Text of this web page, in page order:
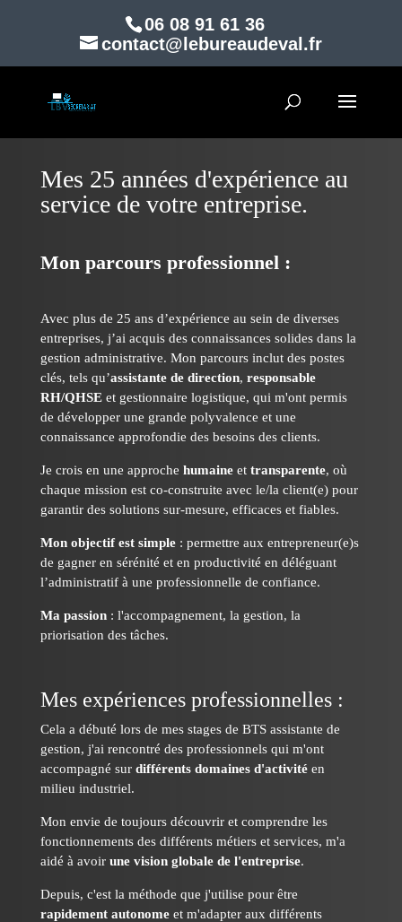
06 08 91 61 36
contact@lebureaudeval.fr
Mes 25 années d'expérience au
service de votre entreprise.
Mon parcours professionnel :
Avec plus de 25 ans d’expérience au sein de diverses
entreprises, j’ai acquis des connaissances solides dans la
gestion administrative. Mon parcours inclut des postes
clés, tels qu’assistante de direction, responsable
RH/QHSEet gestionnaire logistique, qui m'ont permis
de développer une grande polyvalence et une
connaissance approfondie des besoins des clients.
Je crois en une approche humaineet transparente, où
chaque mission est co-construite avec le/la client(e) pour
garantir des solutions sur-mesure, efficaces et fiables.
Mon objectif est simple: permettre aux entrepreneur(e)s
de gagner en sérénité et en productivité en déléguant
l’administratif à une professionnelle de confiance.
Ma passion: l'accompagnement, la gestion, la
priorisation des tâches.
Mes expériences professionnelles :
Cela a débuté lors de mes stages de BTS assistante de
gestion, j'ai rencontré des professionnels qui m'ont
accompagné sur différents domaines d'activitéen
milieu industriel.
Mon envie de toujours découvrir et comprendre les
fonctionnements des différents métiers et services, m'a
aidé à avoir une vision globale de l'entreprise.
Depuis, c'est la méthode que j'utilise pour être
rapidement autonomeet m'adapter aux différents